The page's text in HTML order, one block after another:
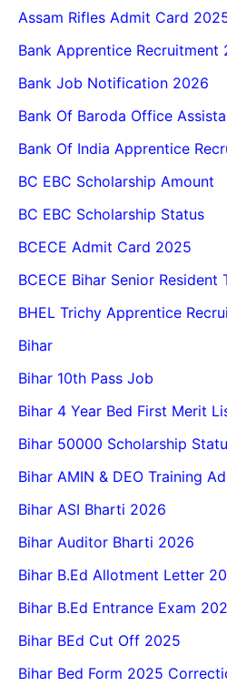
Assam Rifles Admit Card
Bank Apprentice Recruitment
Bank Job Notification 2026
Bank Of Baroda Office
Bank Of India Apprentice
BC EBC Scholarship Amount
BC EBC Scholarship Status
BCECE Admit Card 2025
BCECE Bihar Senior
BHEL Trichy Apprentice
Bihar
Bihar 10th Pass Job
Bihar 4 Year Bed First Merit
Bihar 50000 Scholarship
Bihar AMIN & DEO Training
Bihar ASI Bharti 2026
Bihar Auditor Bharti 2026
Bihar B.Ed Allotment Letter
Bihar B.Ed Entrance Exam
Bihar BEd Cut Off 2025
Bihar Bed Form 2025